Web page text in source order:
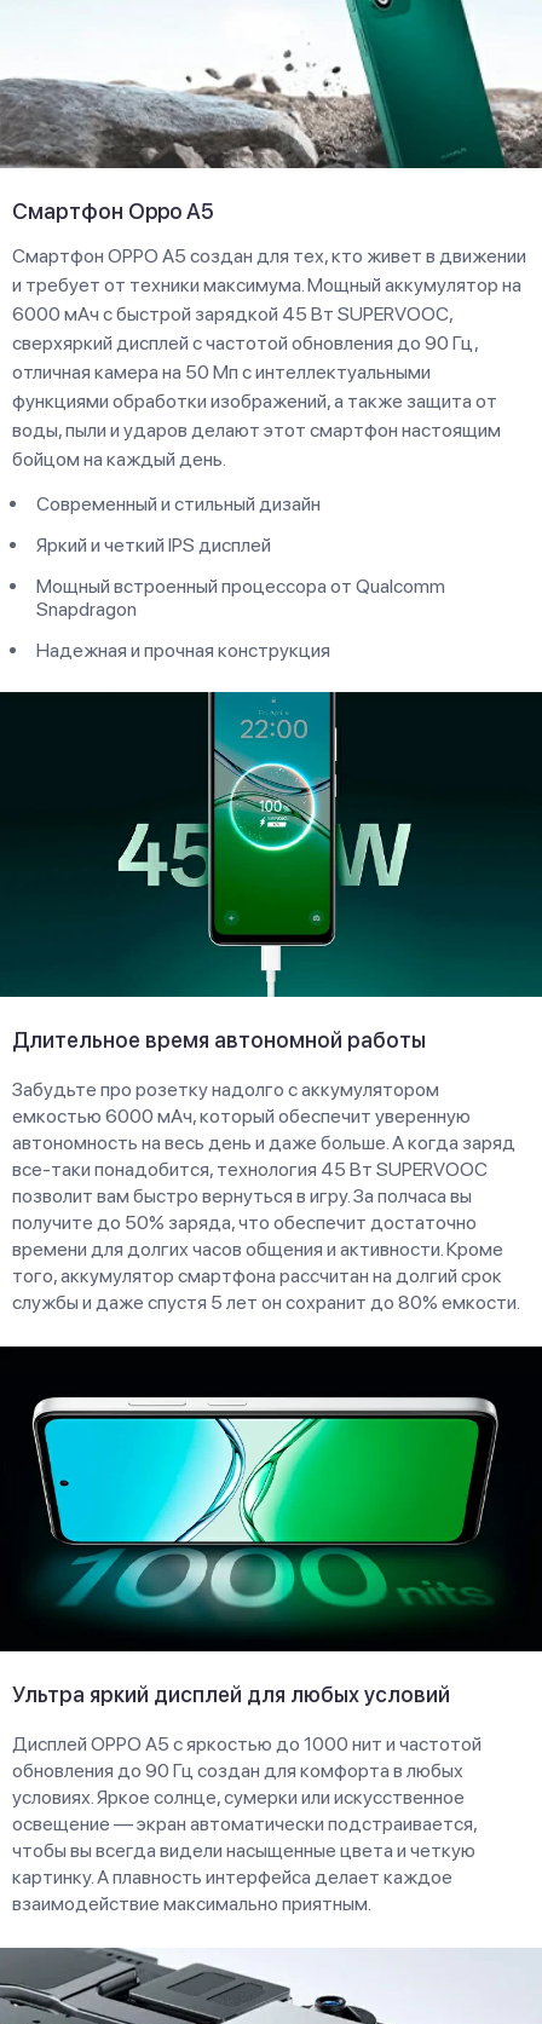
Смартфон Oppo A5
Смартфон OPPO A5 создан для тех, кто живет в движении
и требует от техники максимума. Мощный аккумулятор на
6000 мАч с быстрой зарядкой 45 Вт SUPERVOOC,
сверхяркий дисплей с частотой обновления до 90 Гц,
отличная камера на 50 Мп с интеллектуальными
функциями обработки изображений, а также защита от
воды, пыли и ударов делают этот смартфон настоящим
бойцом на каждый день.
Современный и стильный дизайн
Яркий и четкий IPS дисплей
Мощный встроенный процессора от Qualcomm
Snapdragon
Надежная и прочная конструкция
Длительное время автономной работы
Забудьте про розетку надолго с аккумулятором
емкостью 6000 мАч, который обеспечит уверенную
автономность на весь день и даже больше. А когда заряд
все-таки понадобится, технология 45 Вт SUPERVOOC
позволит вам быстро вернуться в игру. За полчаса вы
получите до 50% заряда, что обеспечит достаточно
времени для долгих часов общения и активности. Кроме
того, аккумулятор смартфона рассчитан на долгий срок
службы и даже спустя 5 лет он сохранит до 80% емкости.
Ультра яркий дисплей для любых условий
Дисплей OPPO A5 с яркостью до 1000 нит и частотой
обновления до 90 Гц создан для комфорта в любых
условиях. Яркое солнце, сумерки или искусственное
освещение — экран автоматически подстраивается,
чтобы вы всегда видели насыщенные цвета и четкую
картинку. А плавность интерфейса делает каждое
взаимодействие максимально приятным.